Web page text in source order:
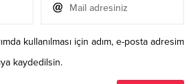
kullanılması için adım, e-posta adresim
kaydedilsin.